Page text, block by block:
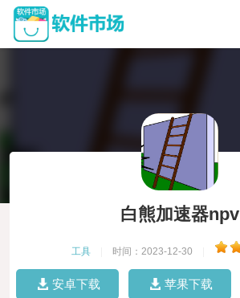
白熊加速器npv
工具 时间：2023-12-30
安卓下载 苹果下载